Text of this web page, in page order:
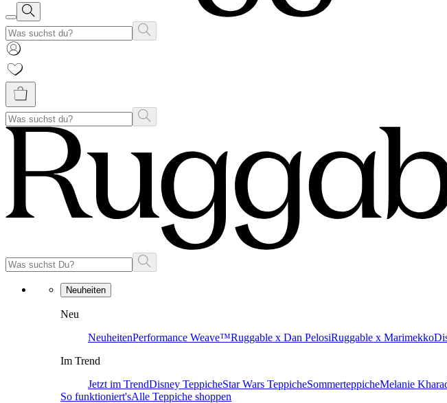
Neuheiten
Neu
NeuheitenPerformance Weave™Ruggable x Dan PelosiRuggable x Marimekko
Im Trend
Jetzt im TrendDisney TeppicheStar Wars TeppicheSommerteppicheMelanie
So funktioniert'sAlle Teppiche shoppen